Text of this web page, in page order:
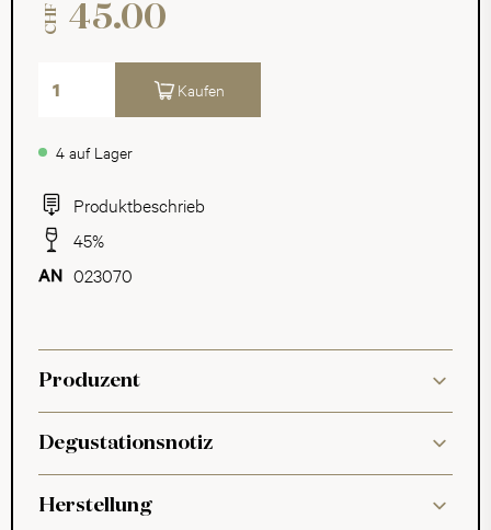
Produktbeschrieb
45%
023070
4 auf Lager
CHF 45.00
Kaufen
Produzent
Degustationsnotiz
Herstellung